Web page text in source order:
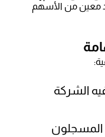
معين من الأسهم
الشركة